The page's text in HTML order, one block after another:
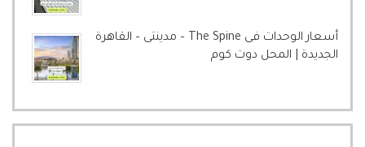
أسعار الوحدات فى The Spine – مدينتى – القاهرة
الجديدة | المحل دوت كوم